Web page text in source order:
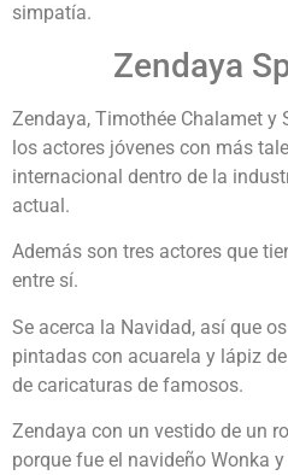
simpatía.
Zendaya
Zendaya, Timothée Chalamet y
los actores jóvenes con más
internacional dentro de la
actual.
Además son tres actores que
entre sí.
Se acerca la Navidad, así que
pintadas con acuarela y lápiz
de caricaturas de famosos.
Zendaya con un vestido de un
porque fue el navideño Wonka